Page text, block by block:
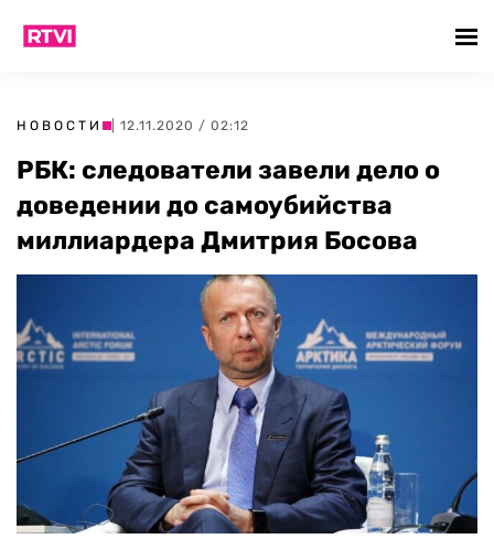
НОВОСТИ | 12.11.2020 / 02:12
РБК: следователи завели дело о
доведении до самоубийства
миллиардера Дмитрия Босова